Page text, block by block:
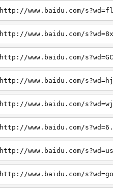
http://www.baidu.com/
http://www.baidu.com/
http://www.baidu.com/
http://www.baidu.com/
http://www.baidu.com/
http://www.baidu.com/
http://www.baidu.com/
http://www.baidu.com/